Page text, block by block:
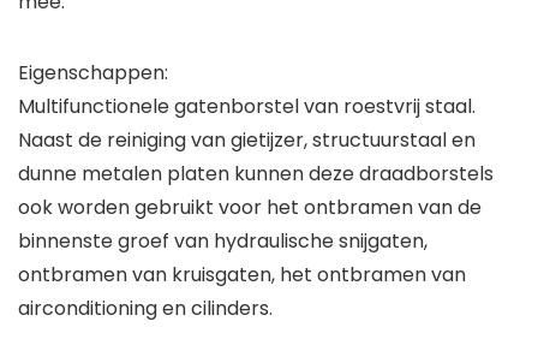
Eigenschappen:
Multifunctionele gatenborstel van roestvrij staal.
Naast de reiniging van gietijzer, structuurstaal en
dunne metalen platen kunnen deze draadborstels
ook worden gebruikt voor het ontbramen van de
binnenste groef van hydraulische snijgaten,
ontbramen van kruisgaten, het ontbramen van
airconditioning en cilinders.